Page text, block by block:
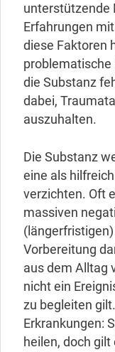
unterstützende
Erfahrungen
diese Faktoren
die Substanz
dabei,
auszuhalten.
Die Substanz
eine als
verzichten. Oft
massiven
Vorbereitung
aus dem Alltag
nicht ein
zu begleiten
Erkrankungen:
heilen, doch